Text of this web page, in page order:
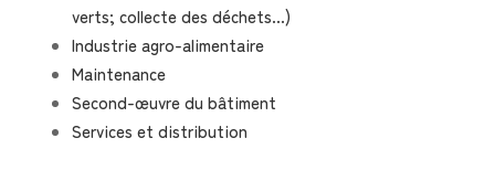
verts; collecte des déchets…)
Industrie agro-alimentaire
Maintenance
Second-œuvre du bâtiment
Services et distribution